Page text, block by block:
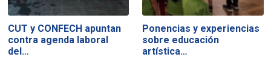
CUT y CONFECH apuntan
contra agenda laboral
del…
Ponencias y experiencias
sobre educación
artística…